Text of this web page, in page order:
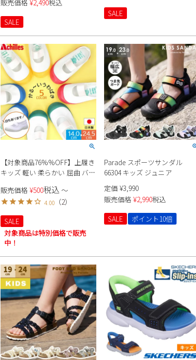
テープ 1501WP
販売価格 ¥2,490税込
SALE
SALE
【対象商品76%%OFF】上履き
キッズ 軽い 柔らかい 屈曲 バレ
い 一人で履ける 子供靴 日本製
防臭 抗菌 屈曲ソール 保育園 幼
稚園 小学校 大きいサイズ 男の
子 女の子 ベビー 白ズック つま
先ゆったり
販売価格 ¥500税込 〜
4.00（2）
SALE
対象商品は特別価格で販売
中！
Parade スポーツサンダル
66304 キッズ ジュニア
定価 ¥3,990
販売価格 ¥2,990税込
SALE
ポイント10倍